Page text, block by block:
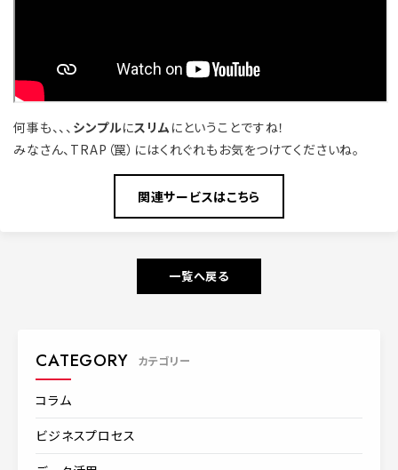
何事も、、、 シンプルにスリム にということですね！
みなさん、TRAP（罠）にはくれぐれもお気をつけてくださいね。
関連サービスはこちら
一覧へ戻る
CATEGORY カテゴリー
コラム
ビジネスプロセス